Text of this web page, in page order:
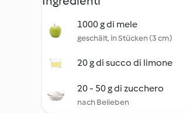
1000 g di mele
geschält, in Stücken (3 cm)
20 g di succo di limone
20 - 50 g di zucchero
nach Belieben